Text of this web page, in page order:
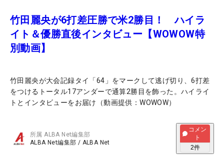
竹田麗央が6打差圧勝で米2勝目！ ハイラ
イト＆優勝直後インタビュー【WOWOW特
別動画】
竹田麗央が大会記録タイ「64」をマークして逃げ切り、6打差
をつけるトータル17アンダーで通算2勝目を飾った。ハイライ
トとインタビューをお届け（動画提供：WOWOW）
所属ALBA Net編集部
ALBA Net編集部 / ALBA Net
コメン
ト
2件